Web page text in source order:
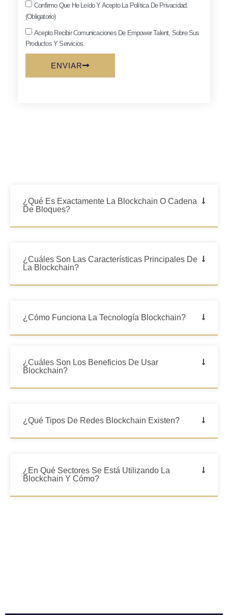
Confirmo Que He Leído Y Acepto La Política De Privacidad.
(Obligatorio)
Acepto Recibir Comunicaciones De Empower Talent, Sobre Sus
Productos Y Servicios.
ENVIAR
¿Qué Es Exactamente La Blockchain O Cadena
De Bloques?
¿Cuáles Son Las Características Principales De
La Blockchain?
¿Cómo Funciona La Tecnología Blockchain?
¿Cuáles Son Los Beneficios De Usar
Blockchain?
¿Qué Tipos De Redes Blockchain Existen?
¿En Qué Sectores Se Está Utilizando La
Blockchain Y Cómo?